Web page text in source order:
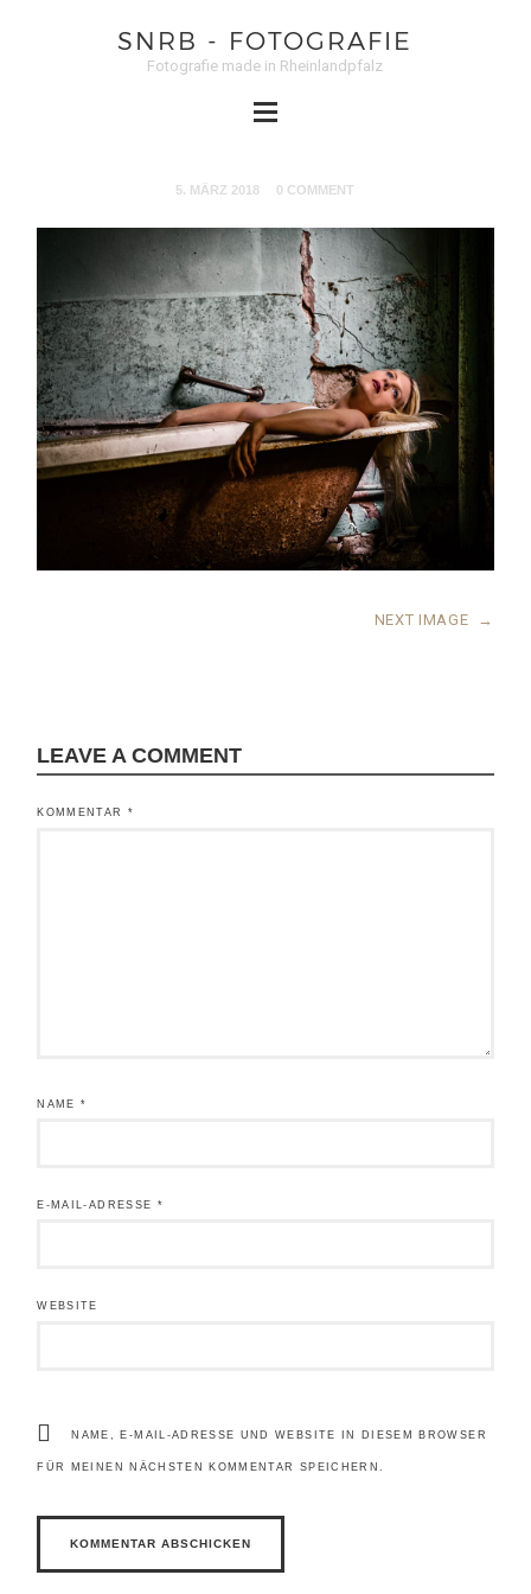
SNRB - FOTOGRAFIE
Fotografie made in Rheinlandpfalz
5. MÄRZ 2018 0 COMMENT
NEXT IMAGE →
LEAVE A COMMENT
KOMMENTAR *
NAME*
E-MAIL-ADRESSE *
WEBSITE
NAME, E-MAIL-ADRESSE UND WEBSITE IN DIESEM BROWSER
FÜR MEINEN NÄCHSTEN KOMMENTAR SPEICHERN.